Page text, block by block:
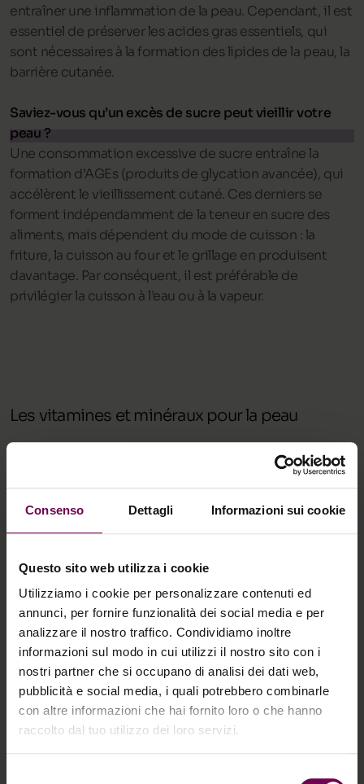
Consenso Dettagli Informazioni sui cookie
Questo sito web utilizza i cookie
Utilizziamo i cookie per personalizzare contenuti ed
annunci, per fornire funzionalità dei social media e per
analizzare il nostro traffico. Condividiamo inoltre
informazioni sul modo in cui utilizzi il nostro sito con i
nostri partner che si occupano di analisi dei dati web,
pubblicità e social media, i quali potrebbero combinarle
con altre informazioni che hai fornito loro o che hanno
raccolto dal tuo utilizzo dei loro servizi.
entraîner une inflammation de la peau. Cependant, il est
essentiel de préserver les acides gras essentiels, qui
sont nécessaires à la formation des lipides de la peau, la
barrière cutanée.
Saviez-vous qu’un excès de sucre peut vieillir votre
peau ?
Une consommation excessive de sucre entraîne la
formation d’AGEs (produits de glycation avancée), qui
accélèrent le vieillissement cutané. Ces derniers se
forment indépendamment de la teneur en sucre des
aliments, mais dépendent du mode de cuisson : la
friture, la cuisson au four et le grillage en produisent
davantage. Par conséquent, il est préférable de
privilégier la cuisson à l’eau ou à la vapeur.
Les vitamines et minéraux pour la peau
Paradoxalement, les nutriments présents en plus petites
quantités sont les plus importants pour la peau. Parlons
Quels sont les plus importants pour la beauté
de notre peau ?
Zinc :Aide à la différenciation des kératinocytes
et se trouve principalement dans les sources
animales comme la viande, le poisson, les
crustacés, la volaille, les œufs et les produits